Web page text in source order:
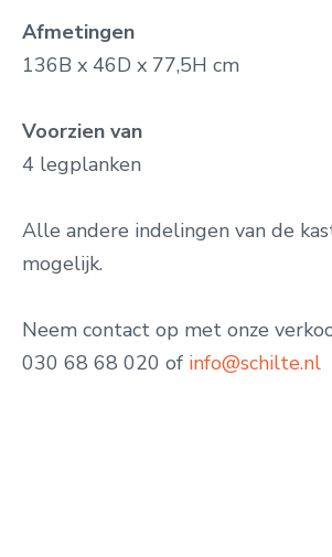
Afmetingen
136B x 46D x 77,5H cm
Voorzien van
4 legplanken
Alle andere indelingen van de
mogelijk.
Neem contact op met onze
030 68 68 020 of info@schilte.nl